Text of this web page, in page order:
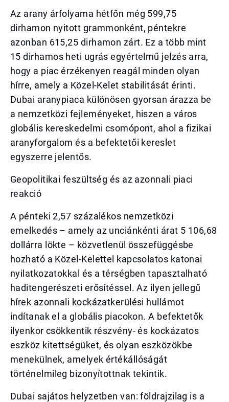
Az arany árfolyama hétfőn még 599,75
dirhamon nyitott grammonként, péntekre
azonban 615,25 dirhamon zárt. Ez a több mint
15 dirhamos heti ugrás egyértelmű jelzés arra,
hogy a piac érzékenyen reagál minden olyan
hírre, amely a Közel-Kelet stabilitását érinti.
Dubai aranypiaca különösen gyorsan árazza be
a nemzetközi fejleményeket, hiszen a város
globális kereskedelmi csomópont, ahol a fizikai
aranyforgalom és a befektetői kereslet
egyszerre jelentős.
Geopolitikai feszültség és az azonnali piaci
reakció
A pénteki 2,57 százalékos nemzetközi
emelkedés – amely az unciánkénti árat 5 106,68
dollárra lökte – közvetlenül összefüggésbe
hozható a Közel-Kelettel kapcsolatos katonai
nyilatkozatokkal és a térségben tapasztalható
haditengerészeti erősítéssel. Az ilyen jellegű
hírek azonnali kockázatkerülési hullámot
indítanak el a globális piacokon. A befektetők
ilyenkor csökkentik részvény- és kockázatos
eszköz kitettségüket, és olyan eszközökbe
menekülnek, amelyek értékállóságát
történelmileg bizonyítottnak tekintik.
Dubai sajátos helyzetben van: földrajzilag is a